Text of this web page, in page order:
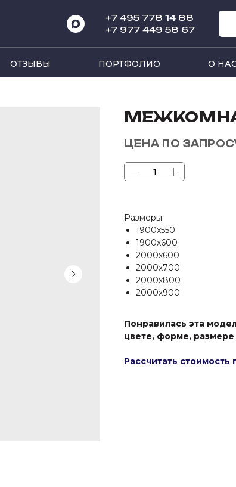
+7 495 778 14 88
+7 977 449 58 67
ОТЗЫВЫ ПОРТФОЛИО О
ЦЕНА ПО
Размеры:
1900х550
1900х600
2000х600
2000х700
2000х800
2000х900
Понравилась эта
цвете, форме,
Рассчитать стоимость